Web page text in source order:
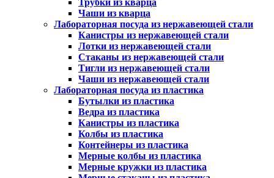
Трубки из кварца
Чаши из кварца
Лабораторная посуда из нержавеющей стали
Канистры из нержавеющей стали
Лотки из нержавеющей стали
Стаканы из нержавеющей стали
Тигли из нержавеющей стали
Чаши из нержавеющей стали
Лабораторная посуда из пластика
Бутылки из пластика
Ведра из пластика
Канистры из пластика
Колбы из пластика
Контейнеры из пластика
Мерные колбы из пластика
Мерные кружки из пластика